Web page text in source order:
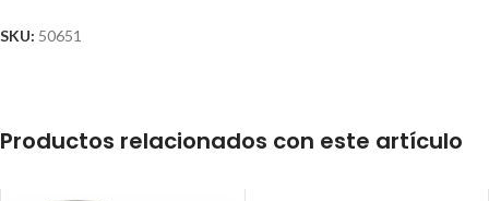
SKU: 50651
Productos relacionados con este artículo